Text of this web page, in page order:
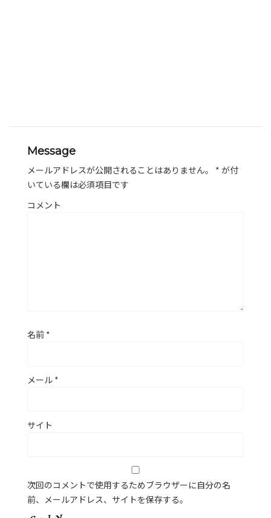
Message
メールアドレスが公開されることはありません。 * が付
いている欄は必須項目です
コメント
名前 *
メール *
サイト
次回のコメントで使用するためブラウザーに自分の名
前、メールアドレス、サイトを保存する。